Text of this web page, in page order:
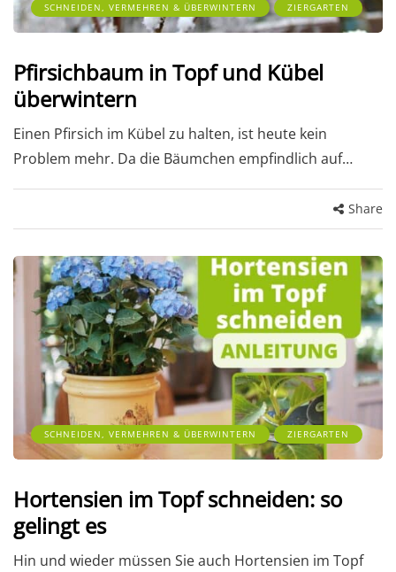
SCHNEIDEN, VERMEHREN & ÜBERWINTERN ZIERGARTEN
Pfirsichbaum in Topf und Kübel
überwintern
Einen Pfirsich im Kübel zu halten, ist heute kein
Problem mehr. Da die Bäumchen empfindlich auf…
Share
SCHNEIDEN, VERMEHREN & ÜBERWINTERN ZIERGARTEN
Hortensien im Topf schneiden: so
gelingt es
Hin und wieder müssen Sie auch Hortensien im Topf